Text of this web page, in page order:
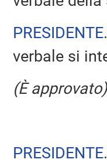
PRESIDENTE
verbale si
(È approvato)
PRESIDENTE